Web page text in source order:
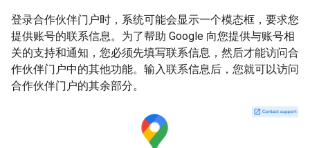
登录合作伙伴门户时，系统可能会显示一个模态框，要求您
提供账号的联系信息。为了帮助 Google 向您提供与账号相
关的支持和通知，您必须先填写联系信息，然后才能访问合
作伙伴门户中的其他功能。输入联系信息后，您就可以访问
合作伙伴门户的其余部分。